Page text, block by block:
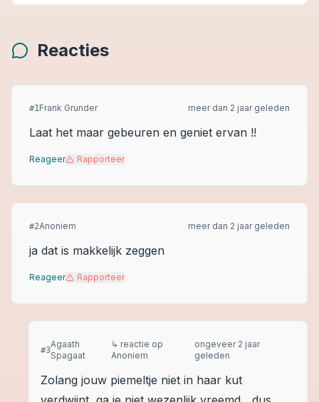
Reacties
#1Frank Grunder meer dan 2 jaar geleden
Laat het maar gebeuren en geniet ervan !!
Reageer Rapporteer
#2Anoniem meer dan 2 jaar geleden
ja dat is makkelijk zeggen
Reageer Rapporteer
#3
Agaath
Spagaat
↳ reactie op
Anoniem
ongeveer 2 jaar
geleden
Zolang jouw piemeltje niet in haar kut